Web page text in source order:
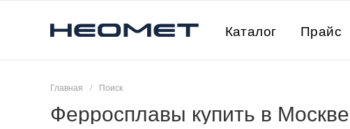
Каталог Прайс
Главная / Поиск
Ферросплавы купить в